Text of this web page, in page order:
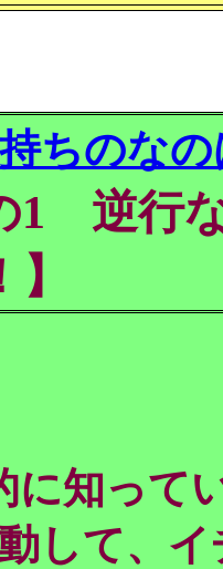
ちのな
逆行な
に知って
して、